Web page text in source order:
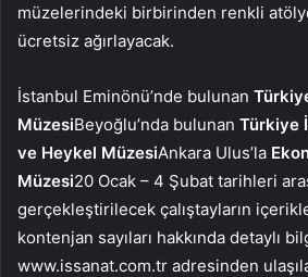
müzelerindeki birbirinden renkli
ücretsiz ağırlayacak.
İstanbul Eminönü’nde bulunan
MüzesiBeyoğlu’nda bulunan Türkiye
ve Heykel MüzesiAnkara Ulus’la
Müzesi20 Ocak – 4 Şubat tarihleri
gerçekleştirilecek çalıştayların
kontenjan sayıları hakkında detaylı
www.issanat.com.tr adresinden